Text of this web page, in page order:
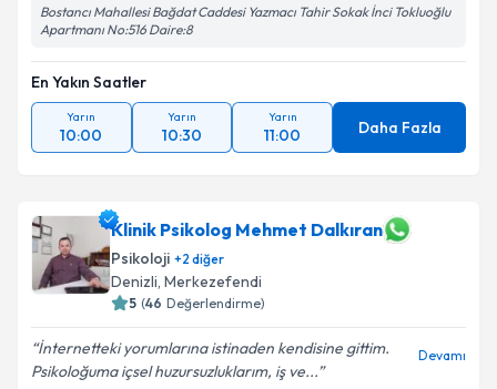
Bostancı Mahallesi Bağdat Caddesi Yazmacı Tahir Sokak İnci Tokluoğlu
Apartmanı No:516 Daire:8
En Yakın Saatler
Yarın
10:00
Yarın
10:30
Yarın
11:00 Daha Fazla
Klinik Psikolog Mehmet Dalkıran
Psikoloji +2 diğer
Denizli, Merkezefendi
5 (46 Değerlendirme)
İnternetteki yorumlarına istinaden kendisine gittim.
Psikoloğuma içsel huzursuzluklarım, iş ve...
Devamı